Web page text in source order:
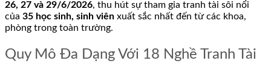
26, 27 và 29/6/2026, thu hút sự tham gia tranh tài sôi nổi
của 35 học sinh, sinh viên xuất sắc nhất đến từ các khoa,
phòng trong toàn trường.
Quy Mô Đa Dạng Với 18 Nghề Tranh Tài